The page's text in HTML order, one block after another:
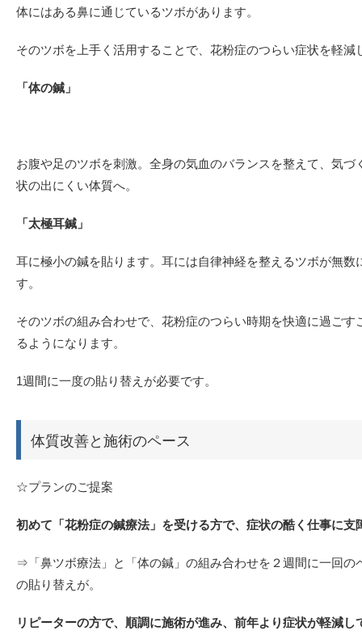
体にはある鼻に通じているツボがあります。
そのツボを上手く活用することで、花粉症のつらい症状を軽減
「体の鍼」
お腹や足のツボを刺激。全身の気血のバランスを整えて、気づ
状の出にくい体質へ。
「太極耳鍼」
耳に極小の鍼を貼ります。耳には自律神経を整えるツボが無数
す。
そのツボの組み合わせで、花粉症のつらい時期を快適に過ごす
るようになります。
1週間に一度の貼り替えが必要です。
体質改善と施術のペース
☆プランのご提案
初めて「花粉症の鍼療法」を受ける方で、症状の酷く仕事に支
⇒「鼻ツボ療法」と「体の鍼」の組み合わせを２週間に一回の
の貼り替えが。
リピーターの方で、順調に施術が進み、前年より症状が軽減し